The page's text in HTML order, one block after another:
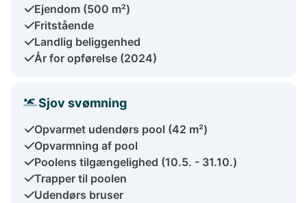
Ejendom (500 m²)
Fritstående
Landlig beliggenhed
År for opførelse (2024)
Sjov svømning
Opvarmet udendørs pool (42 m²)
Opvarmning af pool
Poolens tilgængelighed (10.5. - 31.10.)
Trapper til poolen
Udendørs bruser